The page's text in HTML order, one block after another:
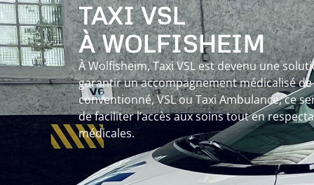
TAXI VSL
À WOLFISHEIM
À Wolfisheim, Taxi VSL est devenu une
garantir un accompagnement médicalisé
conventionné, VSL ou Taxi Ambulance, ce
de faciliter l’accès aux soins tout en
médicales.